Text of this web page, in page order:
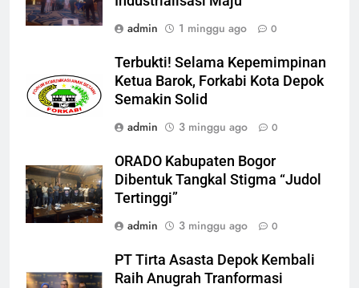
admin
1 minggu ago 0
Terbukti! Selama Kepemimpinan
Ketua Barok, Forkabi Kota Depok
Semakin Solid
admin
3 minggu ago 0
ORADO Kabupaten Bogor
Dibentuk Tangkal Stigma “Judol
Tertinggi”
admin
3 minggu ago 0
PT Tirta Asasta Depok Kembali
Raih Anugrah Tranformasi